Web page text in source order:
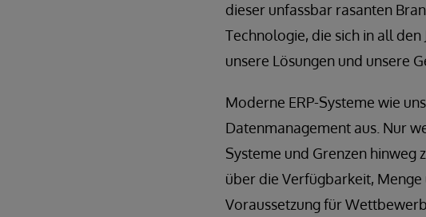
dieser unfassbar rasanten
Technologie, die sich in all
unsere Lösungen und unsere
Moderne ERP-Systeme wie
Datenmanagement aus. Nur
Systeme und Grenzen hinweg
über die Verfügbarkeit,
Voraussetzung für